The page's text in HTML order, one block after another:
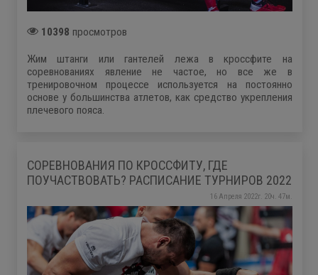
10398 просмотров
Жим штанги или гантелей лежа в кроссфите на
соревнованиях явление не частое, но все же в
тренировочном процессе используется на постоянно
основе у большинства атлетов, как средство укрепления
плечевого пояса.
СОРЕВНОВАНИЯ ПО КРОССФИТУ, ГДЕ
ПОУЧАСТВОВАТЬ? РАСПИСАНИЕ ТУРНИРОВ 2022
16 Апреля 2022г. 20ч. 47м.